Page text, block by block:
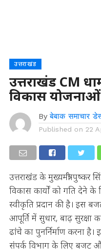
उत्तराखंड
उत्तराखंड CM
विकास योजनाओं
By बेबाक समाचार
Published on 22
उत्तराखंड के मुख्यमंत्री पुष्कर
विकास कार्यों को गति देने के
स्वीकृति प्रदान की है। इस
आपूर्ति में सुधार, बाढ़ सुरक्षा
ढांचे का पुनर्निर्माण करना
संपर्क विभाग के लिए बजट